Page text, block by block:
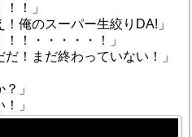
！」
俺のスーパー生絞りDA!」
！・・・・・！」
！まだ終わっていない！」
」
」